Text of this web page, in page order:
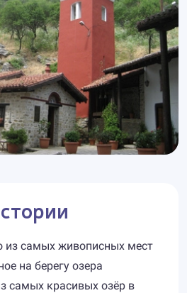
из самых живописных мест
на берегу озера
самых красивых озёр в